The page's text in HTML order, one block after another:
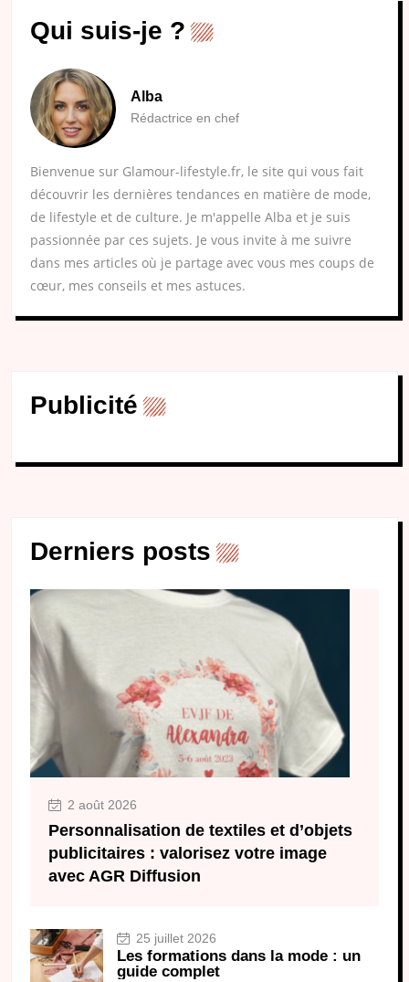
Qui suis-je ?
Alba
Rédactrice en chef
Bienvenue sur Glamour-lifestyle.fr, le site qui vous fait
découvrir les dernières tendances en matière de mode,
de lifestyle et de culture. Je m'appelle Alba et je suis
passionnée par ces sujets. Je vous invite à me suivre
dans mes articles où je partage avec vous mes coups de
cœur, mes conseils et mes astuces.
Publicité
Derniers posts
2 août 2026
Personnalisation de textiles et d’objets
publicitaires : valorisez votre image
avec AGR Diffusion
25 juillet 2026
Les formations dans la mode : un
guide complet